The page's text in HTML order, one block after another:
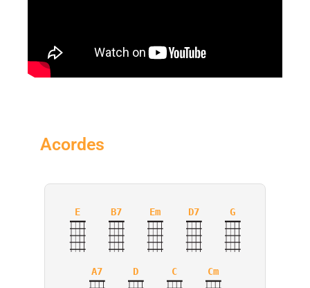
Acordes
E B7 Em D7 G
A7 D C Cm